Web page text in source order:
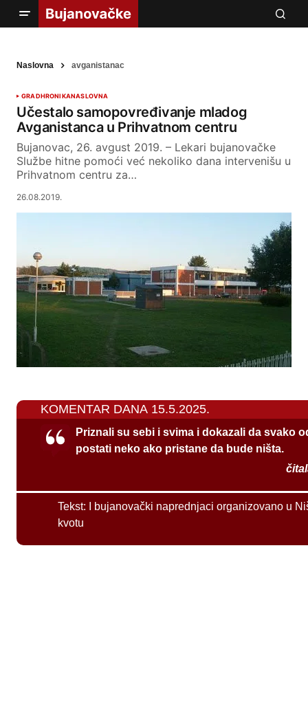
Naslovna avganistanac
GRADHRONIKANASLOVNA
Učestalo samopovređivanje mladog
Avganistanca u Prihvatnom centru
Bujanovac, 26. avgust 2019. – Lekari bujanovačke
Službe hitne pomoći već nekoliko dana intervenišu u
Prihvatnom centru za…
26.08.2019.
KOMENTAR DANA 15.5.2025.
Priznali su sebi i svima i dokazali da svako
postati neko ako pristane da bude ništa.
Tekst:
I bujanovački naprednjaci organizovano u
kvotu